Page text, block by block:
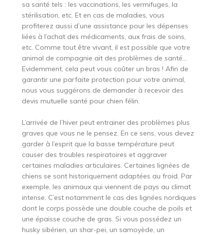
sa santé tels : les vaccinations, les vermifuges, la
stérilisation, etc. Et en cas de maladies, vous
profiterez aussi d’une assistance pour les dépenses
liées à l’achat des médicaments, aux frais de soins,
etc. Comme tout être vivant, il est possible que votre
animal de compagnie ait des problèmes de santé…
Evidemment, cela peut vous coûter un bras ! Afin de
garantir une parfaite protection pour votre animal,
nous vous suggérons de demander à recevoir des
devis mutuelle santé pour chien félin.
L’arrivée de l’hiver peut entrainer des problèmes plus
graves que vous ne le pensez. En ce sens, vous devez
garder à l’esprit que la basse température peut
causer des troubles respiratoires et aggraver
certaines maladies articulaires. Certaines lignées de
chiens se sont historiquement adaptées au froid. Par
exemple, les animaux qui viennent de pays au climat
intense. C’est notamment le cas des lignées nordiques
dont le corps possède une double couche de poils et
une épaisse couche de gras. Si vous possédez un
husky sibérien, un shar-pei, un samoyède, un